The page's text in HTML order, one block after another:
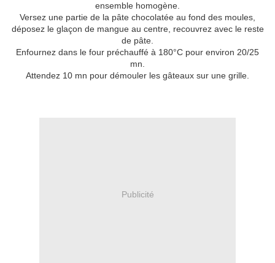
ensemble homogène.
Versez une partie de la pâte chocolatée au fond des moules,
déposez le glaçon de mangue au centre, recouvrez avec le reste
de pâte.
Enfournez dans le four préchauffé à 180°C pour environ 20/25
mn.
Attendez 10 mn pour démouler les gâteaux sur une grille.
Publicité